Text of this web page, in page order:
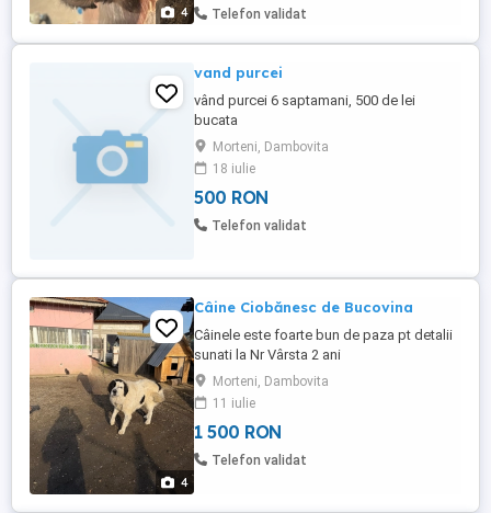
4 Telefon validat
vand purcei
vând purcei 6 saptamani, 500 de lei
bucata
Morteni, Dambovita
18 iulie
500 RON
Telefon validat
4
Câine Ciobănesc de Bucovina
Câinele este foarte bun de paza pt detalii
sunati la Nr Vârsta 2 ani
Morteni, Dambovita
11 iulie
1 500 RON
Telefon validat